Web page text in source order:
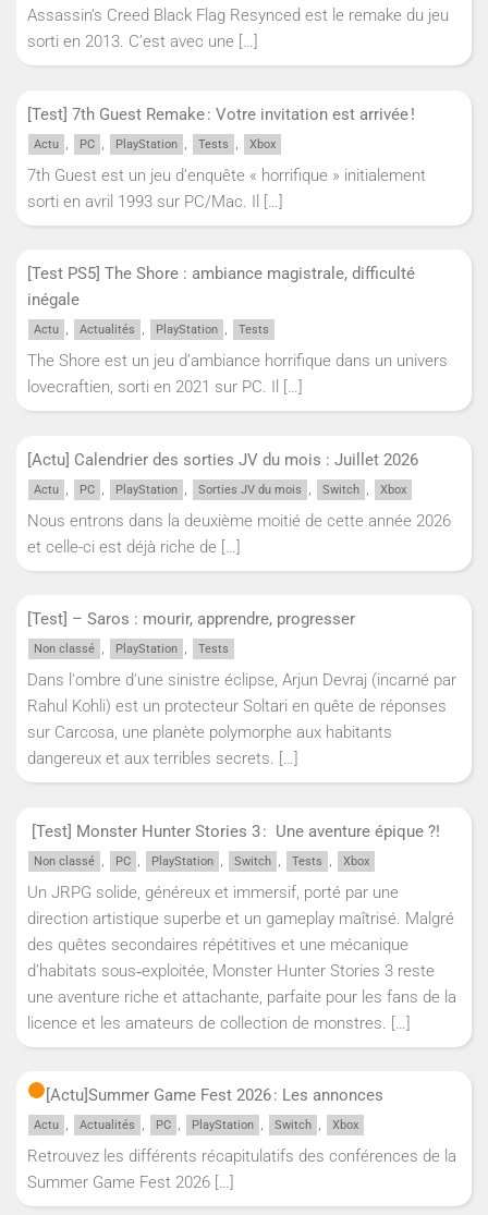
Assassin’s Creed Black Flag Resynced est le remake du jeu
sorti en 2013. C’est avec une […]
[Test] 7th Guest Remake : Votre invitation est arrivée !
Actu PC PlayStation Tests Xbox
7th Guest est un jeu d’enquête « horrifique » initialement
sorti en avril 1993 sur PC/Mac. Il […]
[Test PS5] The Shore : ambiance magistrale, difficulté
inégale
Actu , Actualités , PlayStation , Tests
The Shore est un jeu d’ambiance horrifique dans un univers
lovecraftien, sorti en 2021 sur PC. Il […]
[Actu] Calendrier des sorties JV du mois : Juillet 2026
Actu PC PlayStation Sorties JV du mois Switch Xbox
Nous entrons dans la deuxième moitié de cette année 2026
et celle-ci est déjà riche de […]
[Test] – Saros : mourir, apprendre, progresser
Non classé , PlayStation , Tests
Dans l'ombre d'une sinistre éclipse, Arjun Devraj (incarné par
Rahul Kohli) est un protecteur Soltari en quête de réponses
sur Carcosa, une planète polymorphe aux habitants
dangereux et aux terribles secrets. […]
[Test] Monster Hunter Stories 3 : Une aventure épique ?!
Non classé PC PlayStation Switch Tests Xbox
Un JRPG solide, généreux et immersif, porté par une
direction artistique superbe et un gameplay maîtrisé. Malgré
des quêtes secondaires répétitives et une mécanique
d’habitats sous‑exploitée, Monster Hunter Stories 3 reste
une aventure riche et attachante, parfaite pour les fans de la
licence et les amateurs de collection de monstres.
[…]
[Actu]Summer Game Fest 2026 : Les annonces
Actu , Actualités , PC , PlayStation , Switch , Xbox
Retrouvez les différents récapitulatifs des conférences de la
Summer Game Fest 2026 […]